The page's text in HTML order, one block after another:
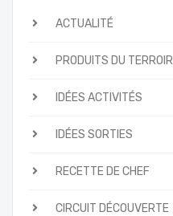
ACTUALITÉ
PRODUITS DU TERROIR
IDÉES ACTIVITÉS
IDÉES SORTIES
RECETTE DE CHEF
CIRCUIT DÉCOUVERTE